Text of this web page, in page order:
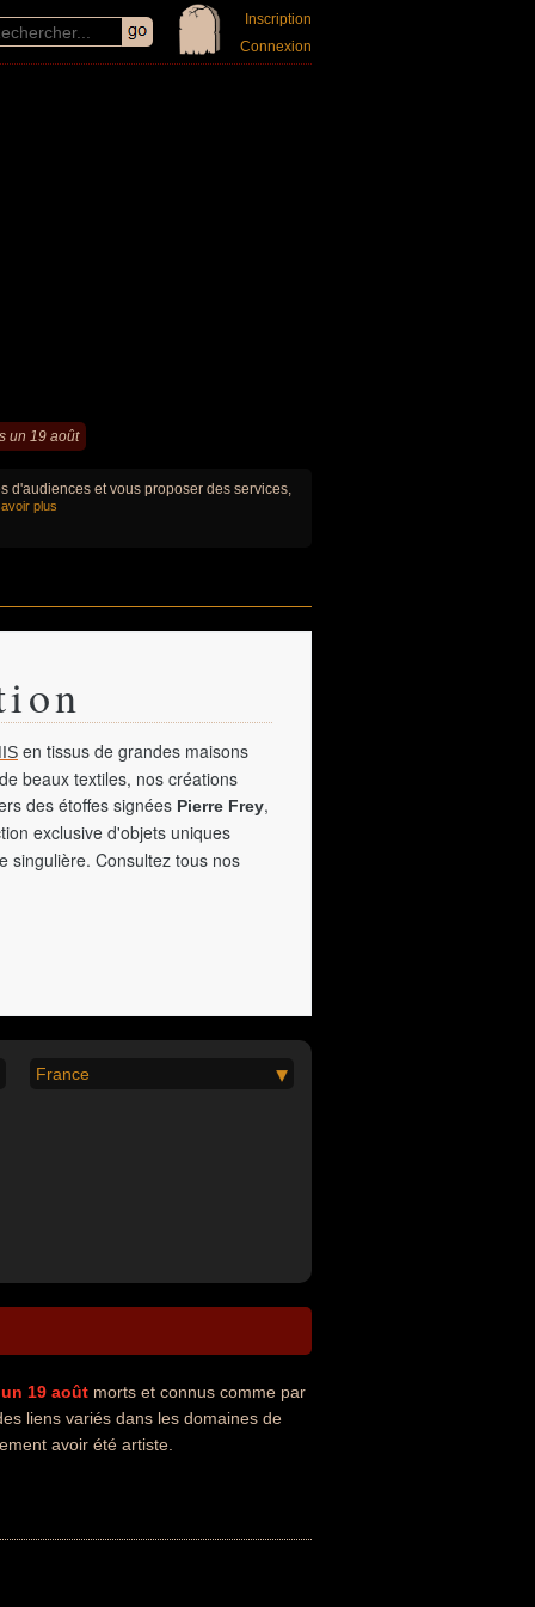
Inscription
Connexion
un 19 août
d'audiences et vous proposer des services,
plus
en tissus de grandes maisons
beaux textiles, nos créations
des étoffes signées Pierre Frey,
exclusive d'objets uniques
singulière. Consultez tous nos
France
19 août morts et connus comme par
liens variés dans les domaines de
avoir été artiste.